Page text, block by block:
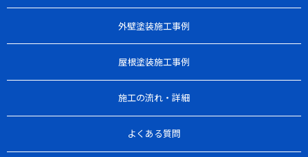
外壁塗装施工事例
屋根塗装施工事例
施工の流れ・詳細
よくある質問